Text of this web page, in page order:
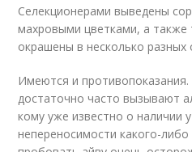
Селекционерами выведены
махровыми цветками, а также
окрашены в несколько разных
Имеются и
достаточно часто вызывают
кому уже известно о наличии
непереносимости какого-